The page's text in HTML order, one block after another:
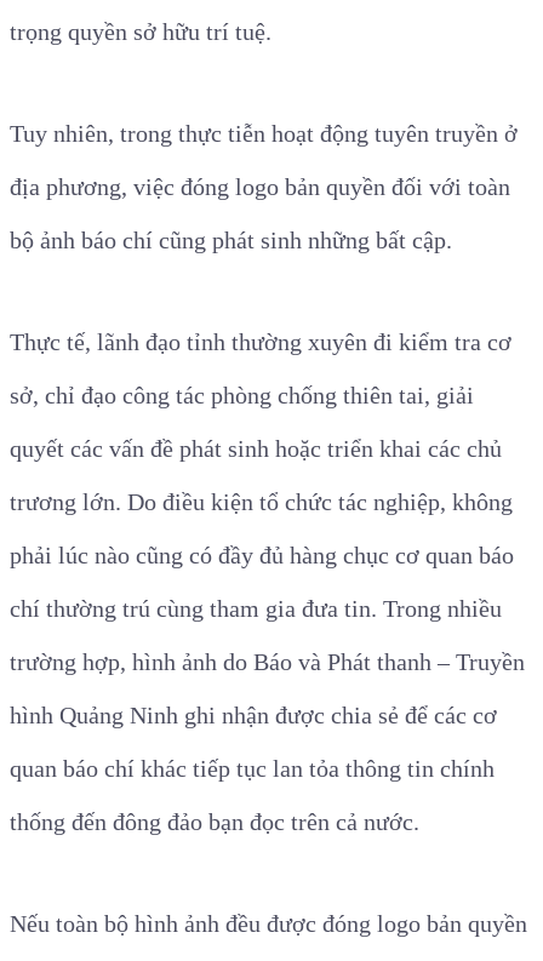
trọng quyền sở hữu trí tuệ.
Tuy nhiên, trong thực tiễn hoạt động tuyên truyền ở
địa phương, việc đóng logo bản quyền đối với toàn
bộ ảnh báo chí cũng phát sinh những bất cập.
Thực tế, lãnh đạo tỉnh thường xuyên đi kiểm tra cơ
sở, chỉ đạo công tác phòng chống thiên tai, giải
quyết các vấn đề phát sinh hoặc triển khai các chủ
trương lớn. Do điều kiện tổ chức tác nghiệp, không
phải lúc nào cũng có đầy đủ hàng chục cơ quan báo
chí thường trú cùng tham gia đưa tin. Trong nhiều
trường hợp, hình ảnh do Báo và Phát thanh – Truyền
hình Quảng Ninh ghi nhận được chia sẻ để các cơ
quan báo chí khác tiếp tục lan tỏa thông tin chính
thống đến đông đảo bạn đọc trên cả nước.
Nếu toàn bộ hình ảnh đều được đóng logo bản quyền